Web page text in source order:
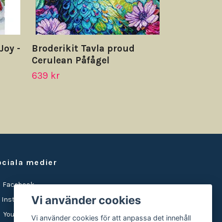
-
Broderikit Tavla proud
Cerulean Påfågel
639 kr
medier
Facebook
Instagram
YouTube
Vi använder cookies
Vi använder cookies för att anpassa det innehåll